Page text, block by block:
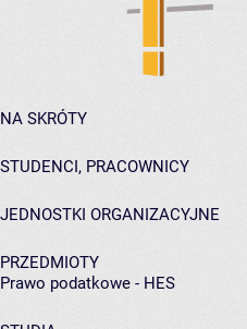
NA SKRÓTY
STUDENCI, PRACOWNICY
JEDNOSTKI ORGANIZACYJNE
PRZEDMIOTY
Prawo podatkowe - HES